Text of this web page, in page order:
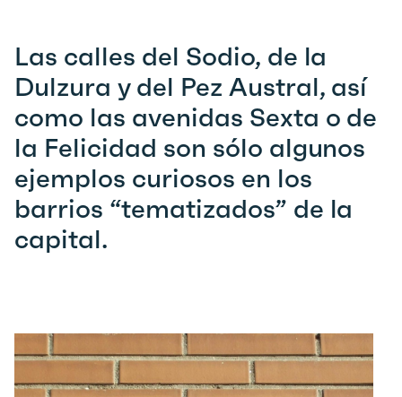
Las calles del Sodio, de la
Dulzura y del Pez Austral, así
como las avenidas Sexta o de
la Felicidad son sólo algunos
ejemplos curiosos en los
barrios “tematizados” de la
capital.